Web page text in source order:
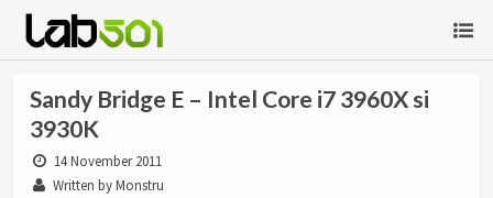
Sandy Bridge E – Intel Core i7 3960X si
3930K
14 November 2011
Written by Monstru